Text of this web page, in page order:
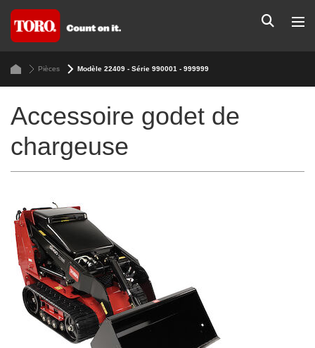
Pièces Modèle 22409 - Série 990001 - 999999
Accessoire godet de
chargeuse